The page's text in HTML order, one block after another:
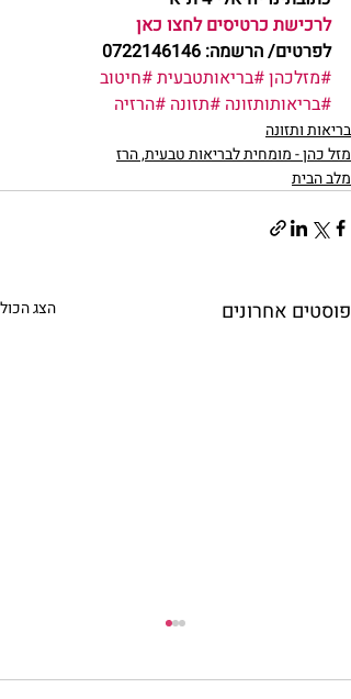
לרכישת כרטיסים לחצו כאן
לפרטים/ הרשמה: 0722146146
#מזלכהן#בריאותטבעית#חיטוב
#בריאותותזונה #תזונה #הרזיה
בריאות ותזונה
מזל כהן - מומחית לבריאות טבעית, הרז
מלב הבית
פוסטים אחרונים הצג הכול